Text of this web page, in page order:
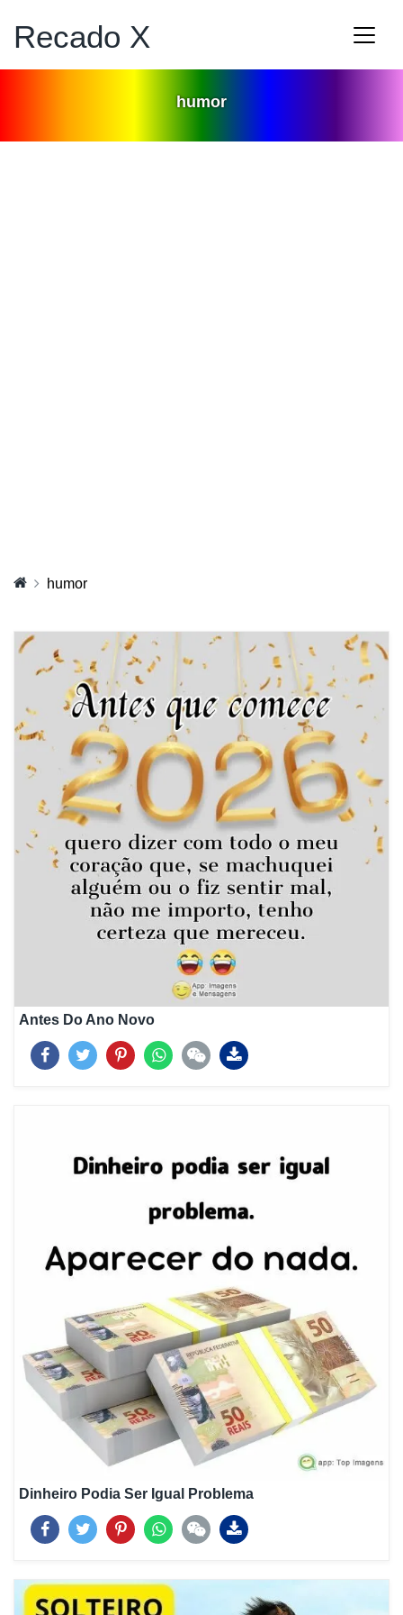
Recado X
humor
humor
Antes Do Ano Novo
Dinheiro Podia Ser Igual Problema